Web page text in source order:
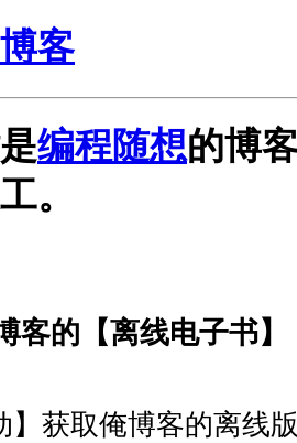
客
编程随想的博
。
的【离线电子书】
获取俺博客的离线版